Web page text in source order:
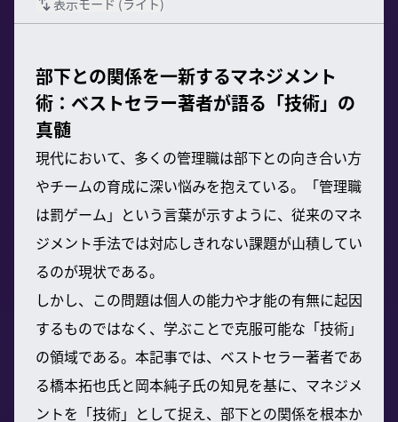
部下との関係を一新するマネジメント
術：ベストセラー著者が語る「技術」の
真髄
現代において、多くの管理職は部下との向き合い方
やチームの育成に深い悩みを抱えている。「管理職
は罰ゲーム」という言葉が示すように、従来のマネ
ジメント手法では対応しきれない課題が山積してい
るのが現状である。
しかし、この問題は個人の能力や才能の有無に起因
するものではなく、学ぶことで克服可能な「技術」
の領域である。本記事では、ベストセラー著者であ
る橋本拓也氏と岡本純子氏の知見を基に、マネジメ
ントを「技術」として捉え、部下との関係を根本か